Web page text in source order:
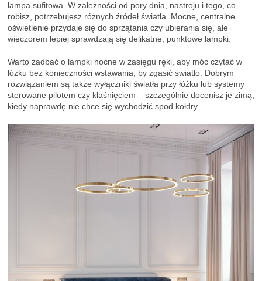
lampa sufitowa. W zależności od pory dnia, nastroju i tego, co
robisz, potrzebujesz różnych źródeł światła. Mocne, centralne
oświetlenie przydaje się do sprzątania czy ubierania się, ale
wieczorem lepiej sprawdzają się delikatne, punktowe lampki.
Warto zadbać o lampki nocne w zasięgu ręki, aby móc czytać w
łóżku bez konieczności wstawania, by zgasić światło. Dobrym
rozwiązaniem są także wyłączniki światła przy łóżku lub systemy
sterowane pilotem czy klaśnięciem – szczególnie docenisz je zimą,
kiedy naprawdę nie chce się wychodzić spod kołdry.